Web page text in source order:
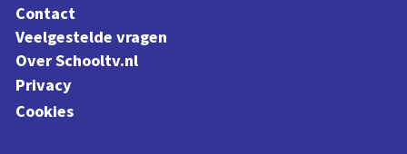
Contact
Veelgestelde vragen
Over Schooltv.nl
Privacy
Cookies